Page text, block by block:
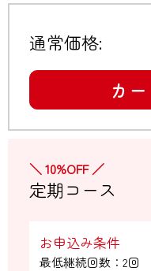
通常価格:
カ
＼ 10%OFF ／
定期コース
お申込み条件
最低継続回数：2回